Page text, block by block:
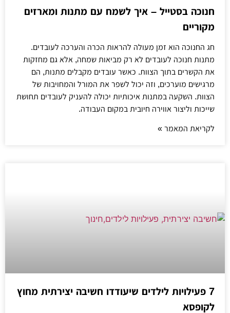
חנוכה בסטייל – איך לשמח עם מתנות ומארזים
מקוריים
חג החנוכה הוא זמן מעולה להראות הכרה והערכה לעובדים.
מתנות חנוכה לעובדים לא רק מביאות שמחה, אלא גם מחזקות
את הקשרים בתוך הצוות. כאשר עובדים מקבלים מתנות, הם
מרגישים מוערכים, וזה יכול לשפר את המורל והמחויבות של
הצוות. השקעה במתנות איכותיות יכולה להעניק לעובדים תחושת
שייכות וליצור אווירה חיובית במקום העבודה.
לקריאת המאמר »
7 פעילויות לילדים שיעודדו חשיבה יצירתית מחוץ
לקופסא